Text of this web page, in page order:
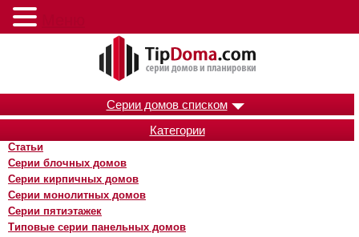
Серии домов списком
Категории
Статьи
Серии блочных домов
Серии кирпичных домов
Серии монолитных домов
Серии пятиэтажек
Типовые серии панельных домов